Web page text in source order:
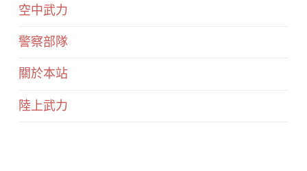
空中武力
警察部隊
關於本站
陸上武力